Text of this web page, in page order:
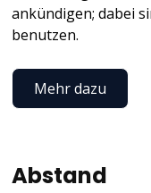
ankündigen; dabei
benutzen.
Mehr dazu
Abstand